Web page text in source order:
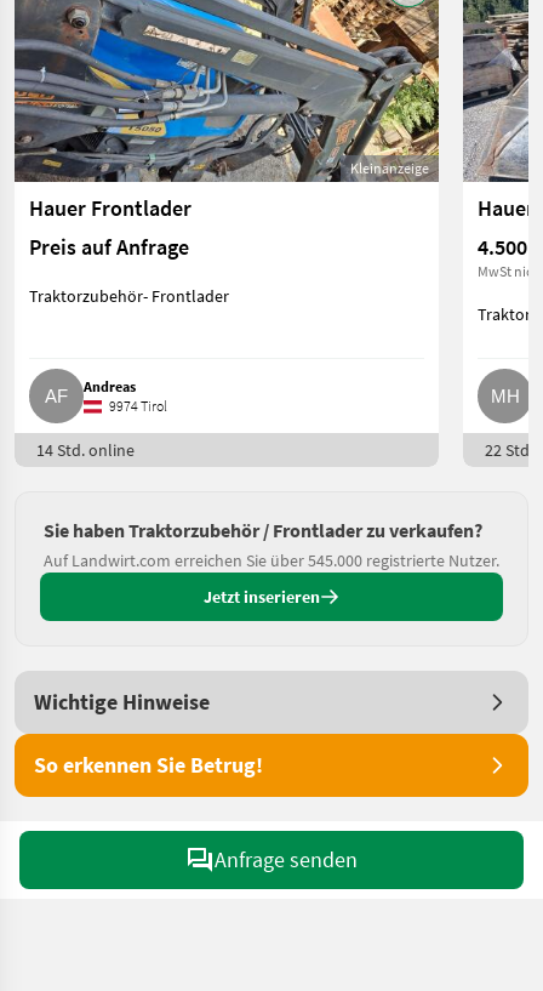
Kleinanzeige
Hauer Frontlader
Preis auf Anfrage
Traktorzubehör- Frontlader
Andreas
9974 Tirol
14 Std. online
Hauer
4.500 €
MwSt
22 Std.
Sie haben Traktorzubehör / Frontlader zu verkaufen?
Auf Landwirt.com erreichen Sie über 545.000 registrierte Nutzer.
Jetzt inserieren
Wichtige Hinweise
So erkennen Sie Betrug!
Anfrage senden